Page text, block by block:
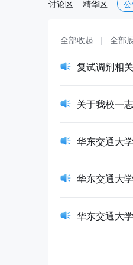
讨论区 精华区
全部收起 | 全部
复试调剂相
关于我校一
华东交通大
华东交通大
华东交通大